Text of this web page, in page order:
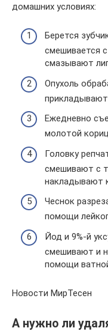
домашних условиях:
Берется
смешивается
смазывают
Опухоль
прикладывают
Ежедневно
молотой
Головку
смешивают с
накладывают
Чеснок
помощи
Йод и 9%-й
смешивают и
помощи
Новости МирТесен
А нужно ли